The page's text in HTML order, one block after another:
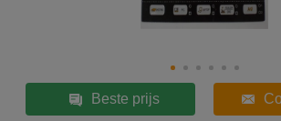
Beste prijs